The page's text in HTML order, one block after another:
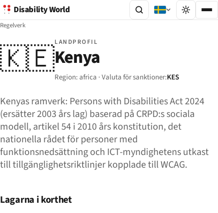
Disability World
Regelverk
🇰🇪LANDPROFIL
Kenya
Region: africa · Valuta för sanktioner:KES
Kenyas ramverk: Persons with Disabilities Act 2024
(ersätter 2003 års lag) baserad på CRPD:s sociala
modell, artikel 54 i 2010 års konstitution, det
nationella rådet för personer med
funktionsnedsättning och ICT-myndighetens utkast
till tillgänglighetsriktlinjer kopplade till WCAG.
Lagarna i korthet